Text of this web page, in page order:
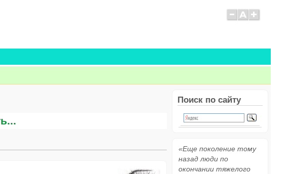
Поиск по сайту
«Еще поколение тому
назад люди по
окончании тяжелого